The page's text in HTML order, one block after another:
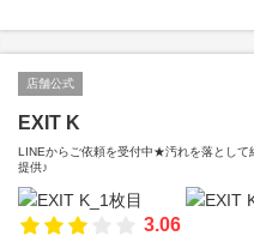
店舗公式
EXIT K
LINEからご依頼を受付中★汚れを落として
提供♪
3.06